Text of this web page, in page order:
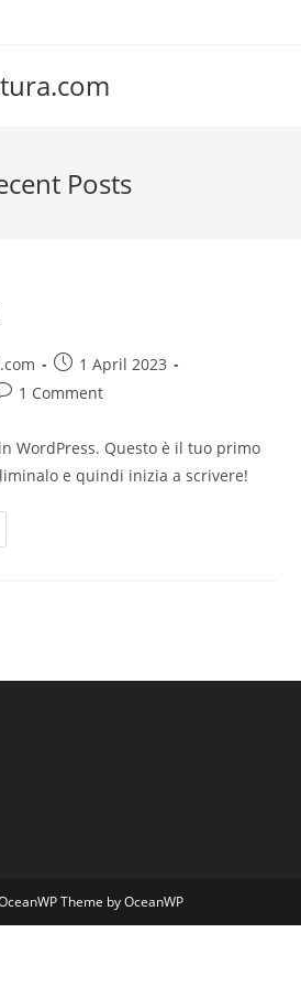
Posts
Post
published:
1 April 2023
1 Comment
WordPress. Questo è il tuo primo
e quindi inizia a scrivere!
Theme by OceanWP